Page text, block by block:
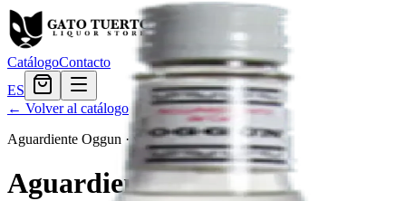
CatálogoContacto
ES
← Volver al catálogo
Aguardiente Oggun · venezuelan
Aguardiente Oggun